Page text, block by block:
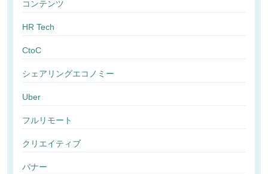
コンテンツ
HR Tech
CtoC
シェアリングエコノミー
Uber
フルリモート
クリエイティブ
バナー